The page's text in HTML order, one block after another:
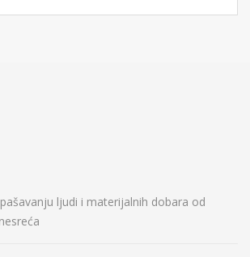
ljudi i materijalnih dobara od